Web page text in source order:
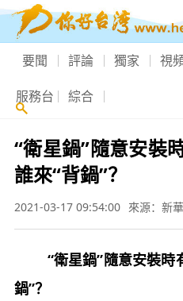
要聞 評論 獨家 視
服務台 綜合
“衛星鍋”隨意安裝
誰來“背鍋”？
2021-03-17 09:54:00 來源：新
“衛星鍋”隨意安裝
鍋”？